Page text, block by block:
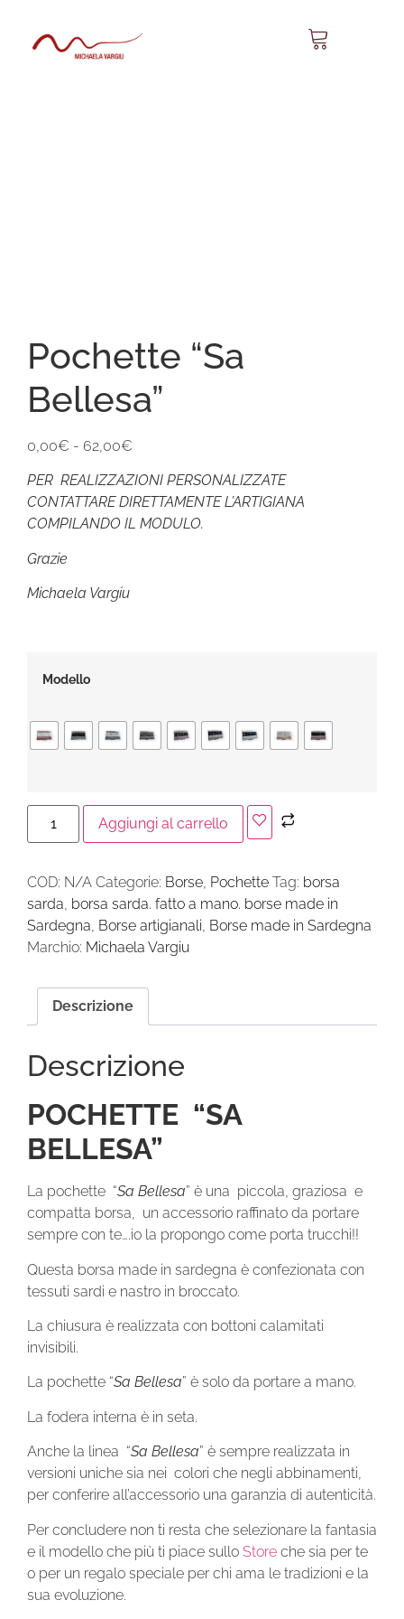
Pochette “Sa
Bellesa”
0,00€ - 62,00€
PER REALIZZAZIONI PERSONALIZZATE
CONTATTARE DIRETTAMENTE L’ARTIGIANA
COMPILANDO IL MODULO.
Grazie
Michaela Vargiu
Modello
Aggiungi al carrello
COD: N/A Categorie: Borse, Pochette Tag: borsa
sarda, borsa sarda. fatto a mano. borse made in
Sardegna, Borse artigianali, Borse made in Sardegna
Marchio: Michaela Vargiu
Descrizione
Descrizione
POCHETTE “SA
BELLESA”
La pochette “Sa Bellesa” è una piccola, graziosa e
compatta borsa, un accessorio raffinato da portare
sempre con te….io la propongo come porta trucchi!!
Questa borsa made in sardegna è confezionata con
tessuti sardi e nastro in broccato.
La chiusura è realizzata con bottoni calamitati
invisibili.
La pochette “Sa Bellesa” è solo da portare a mano.
La fodera interna è in seta.
Anche la linea “Sa Bellesa” è sempre realizzata in
versioni uniche sia nei colori che negli abbinamenti,
per conferire all’accessorio una garanzia di autenticità.
Per concludere non ti resta che selezionare la fantasia
e il modello che più ti piace sullo Store che sia per te
o per un regalo speciale per chi ama le tradizioni e la
sua evoluzione.